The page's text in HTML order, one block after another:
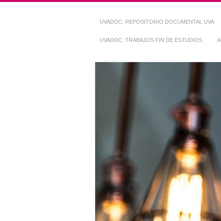
UVADOC: REPOSITORIO DOCUMENTAL UVA
UVADOC: TRABAJOS FIN DE ESTUDIOS
Repositorio
~ UVaDOC